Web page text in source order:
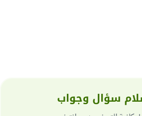
سؤال وجواب